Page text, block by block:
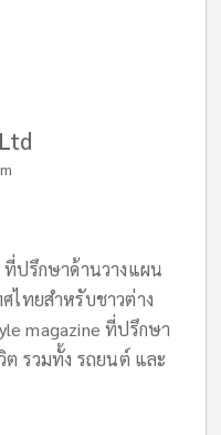
ปรึกษาด้านวางแผน
ไทยสำหรับชาวต่าง
magazine ที่ปรึกษา
รวมทั้ง รถยนต์ และ